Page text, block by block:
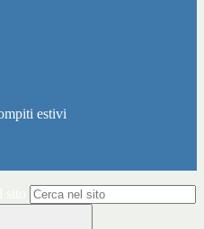
estivi